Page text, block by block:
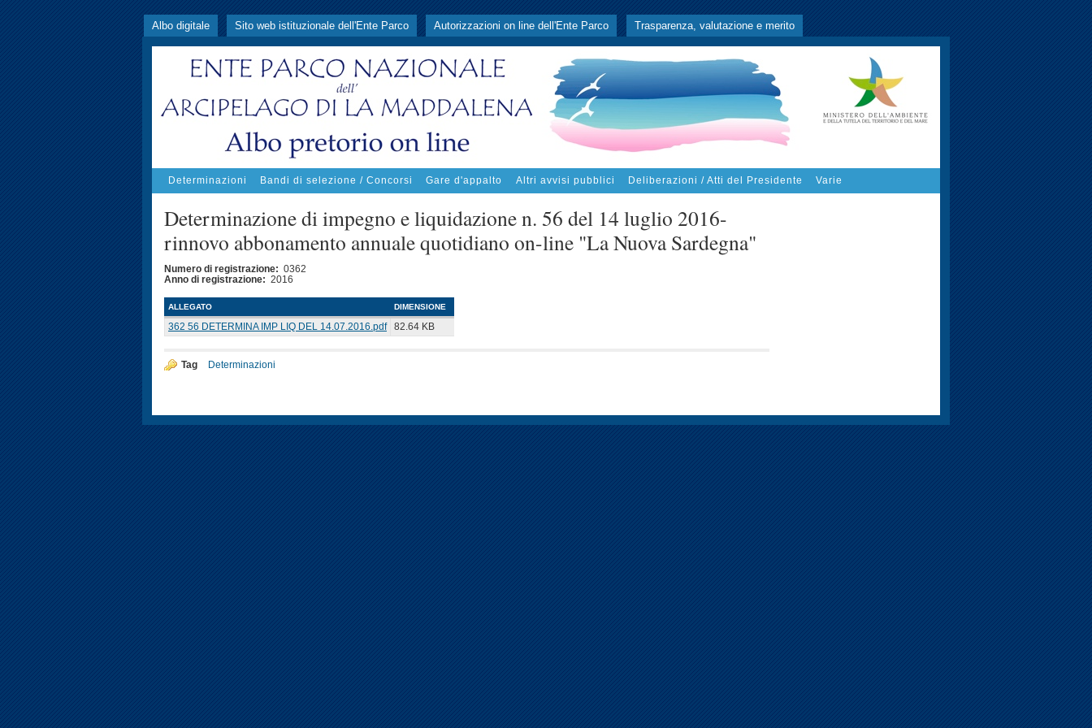
Albo digitale Sito web istituzionale dell'Ente Parco Autorizzazioni on line dell'Ente Parco Trasparenza, valutazione e merito
Determinazioni Bandi di selezione / Concorsi Gare d'appalto Altri avvisi pubblici Deliberazioni / Atti del Presidente Varie
Determinazione di impegno e liquidazione n. 56 del 14 luglio 2016-
rinnovo abbonamento annuale quotidiano on-line "La Nuova Sardegna"
Numero di registrazione: 0362
Anno di registrazione: 2016
ALLEGATO DIMENSIONE
362 56 DETERMINA IMP LIQ DEL 14.07.2016.pdf 82.64 KB
Tag Determinazioni